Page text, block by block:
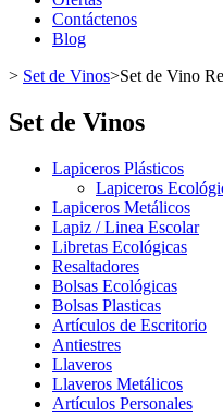
Contáctenos
Blog
> Set de Vinos>Set de Vino
Set de Vinos
Lapiceros Plásticos
Lapiceros
Lapiceros Metálicos
Lapiz / Linea Escolar
Libretas Ecológicas
Resaltadores
Bolsas Ecológicas
Bolsas Plasticas
Artículos de Escritorio
Antiestres
Llaveros
Llaveros Metálicos
Artículos Personales